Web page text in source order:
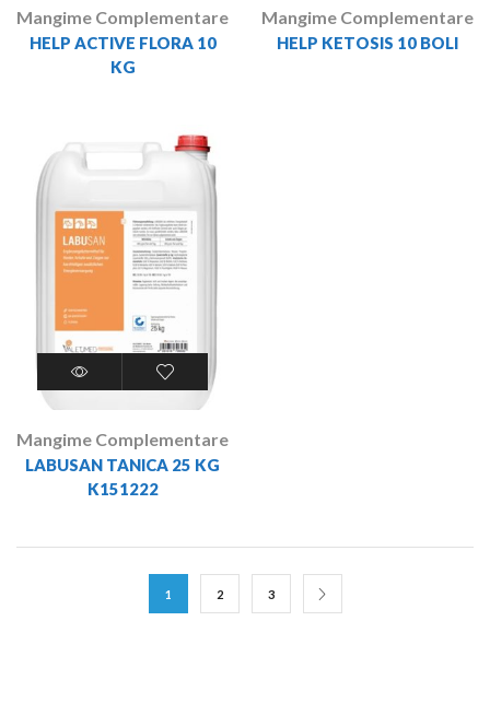
Mangime Complementare
HELP ACTIVE FLORA 10
KG
Mangime Complementare
HELP KETOSIS 10 BOLI
Mangime Complementare
LABUSAN TANICA 25 KG
K151222
1 2 3